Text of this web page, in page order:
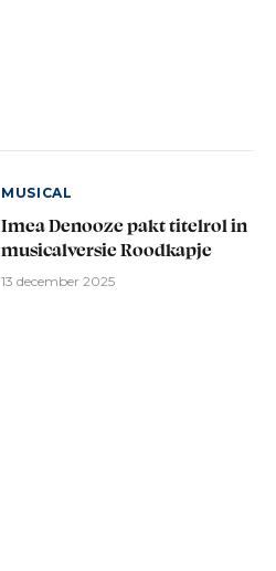
MUSICAL
Imea Denooze pakt titelrol in
musicalversie Roodkapje
13 december 2025